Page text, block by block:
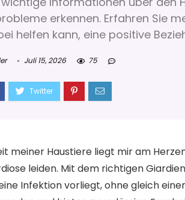
erkennen. Erfahren Sie
helfen kann, eine positive
Juli 15, 2026 75
meiner Haustiere liegt mir am
leiden. Mit dem richtigen
Infektion vorliegt, ohne gleich